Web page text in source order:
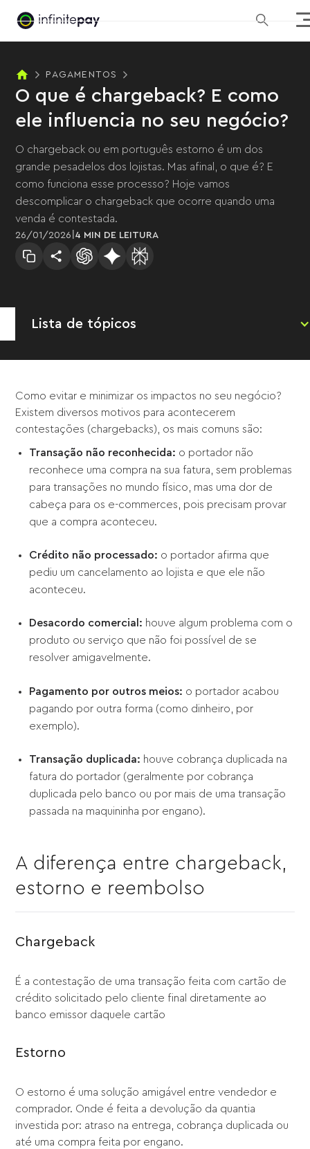
PAGAMENTOS
O que é chargeback? E como
ele influencia no seu negócio?
O chargeback ou em português estorno é um dos
grande pesadelos dos lojistas. Mas afinal, o que é? E
como funciona esse processo? Hoje vamos
descomplicar o chargeback que ocorre quando uma
venda é contestada.
26 /01 /2026 4 MIN DE LEITURA
Lista de tópicos
Como evitar e minimizar os impactos no seu negócio?
Existem diversos motivos para acontecerem
contestações (chargebacks), os mais comuns são:
Transação não reconhecida: o portador não
reconhece uma compra na sua fatura, sem problemas
para transações no mundo físico, mas uma dor de
cabeça para os e-commerces, pois precisam provar
que a compra aconteceu.
Crédito não processado: o portador afirma que
pediu um cancelamento ao lojista e que ele não
aconteceu.
Desacordo comercial: houve algum problema com o
produto ou serviço que não foi possível de se
resolver amigavelmente.
Pagamento por outros meios: o portador acabou
pagando por outra forma (como dinheiro, por
exemplo).
Transação duplicada: houve cobrança duplicada na
fatura do portador (geralmente por cobrança
duplicada pelo banco ou por mais de uma transação
passada na maquininha por engano).
A diferença entre chargeback,
estorno e reembolso
Chargeback
É a contestação de uma transação feita com cartão de
crédito solicitado pelo cliente final diretamente ao
banco emissor daquele cartão
Estorno
O estorno é uma solução amigável entre vendedor e
comprador. Onde é feita a devolução da quantia
investida por: atraso na entrega, cobrança duplicada ou
até uma compra feita por engano.